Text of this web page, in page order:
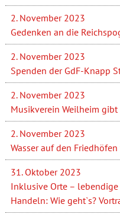
2. November 2023
Gedenken an die
2. November 2023
Spenden der GdF-Knapp
2. November 2023
Musikverein Weilheim
2. November 2023
Wasser auf den
31. Oktober 2023
Inklusive Orte –
Handeln: Wie geht`s?